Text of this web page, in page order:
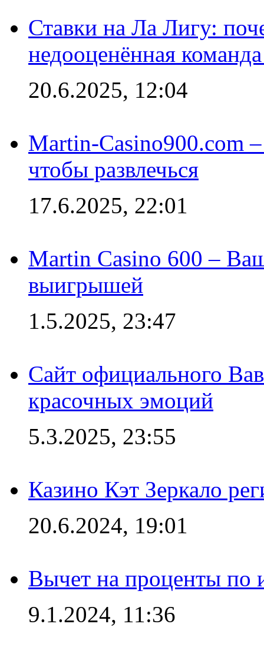
Ставки на Ла Лигу:
недооценённая
20.6.2025, 12:04
Martin-Casino900.com
чтобы развлечься
17.6.2025, 22:01
Martin Casino 600 –
выигрышей
1.5.2025, 23:47
Сайт официального
красочных эмоций
5.3.2025, 23:55
Казино Кэт Зеркало
20.6.2024, 19:01
Вычет на проценты по
9.1.2024, 11:36